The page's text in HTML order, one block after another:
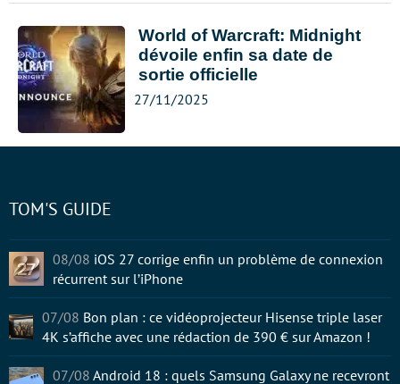
World of Warcraft: Midnight
dévoile enfin sa date de
sortie officielle
27/11/2025
TOM'S GUIDE
08/08 iOS 27 corrige enfin un problème de connexion
récurrent sur l’iPhone
07/08 Bon plan : ce vidéoprojecteur Hisense triple laser
4K s’affiche avec une rédaction de 390 € sur Amazon !
07/08 Android 18 : quels Samsung Galaxy ne recevront